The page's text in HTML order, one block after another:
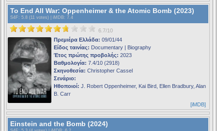
To End All War: Oppenheimer & the Atomic Bomb (2023)
S4F : 5.8 (11 votes) | iMDB: 7.4
6.7/10
Πρεμιέρα Ελλάδα: 09/01/44
Είδος ταινίας: Documentary | Biography
Έτος πρώτης προβολής: 2023
Βαθμολογία: 7.4/10 (2918)
Σκηνοθεσία: Christopher Cassel
Σενάριο:
Ηθοποιοί: J. Robert Oppenheimer, Kai Bird, Ellen Bradbury, Alan
B. Carr
[iMDB]
Einstein and the Bomb (2024)